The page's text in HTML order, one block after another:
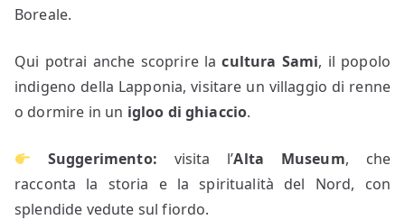
Boreale.
Qui potrai anche scoprire lacultura Sami, il popolo
indigeno della Lapponia, visitare un villaggio di renne
o dormire in un igloo di ghiaccio.
Suggerimento: visita l’Alta Museum, che
racconta la storia e la spiritualità del Nord, con
splendide vedute sul fiordo.